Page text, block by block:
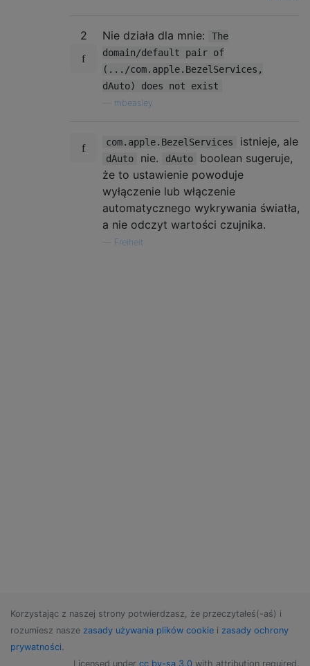
2 Nie działa dla mnie:
The
domain/default pair of
(.../com.apple.BezelServices,
dAuto) does not exist
mbeasley
com.apple.BezelServices istnieje, ale
dAuto nie. dAuto
boolean sugeruje,
że to ustawienie powoduje
wyłączenie lub włączenie
automatycznego wykrywania światła,
a nie odczyt wartości czujnika.
Freiheit
Korzystając z naszej strony potwierdzasz, że przeczytałeś(-aś) i
rozumiesz nasze zasady używania plików cookie i zasady ochrony
prywatności.
Licensed under cc by-sa 3.0 with attribution required.